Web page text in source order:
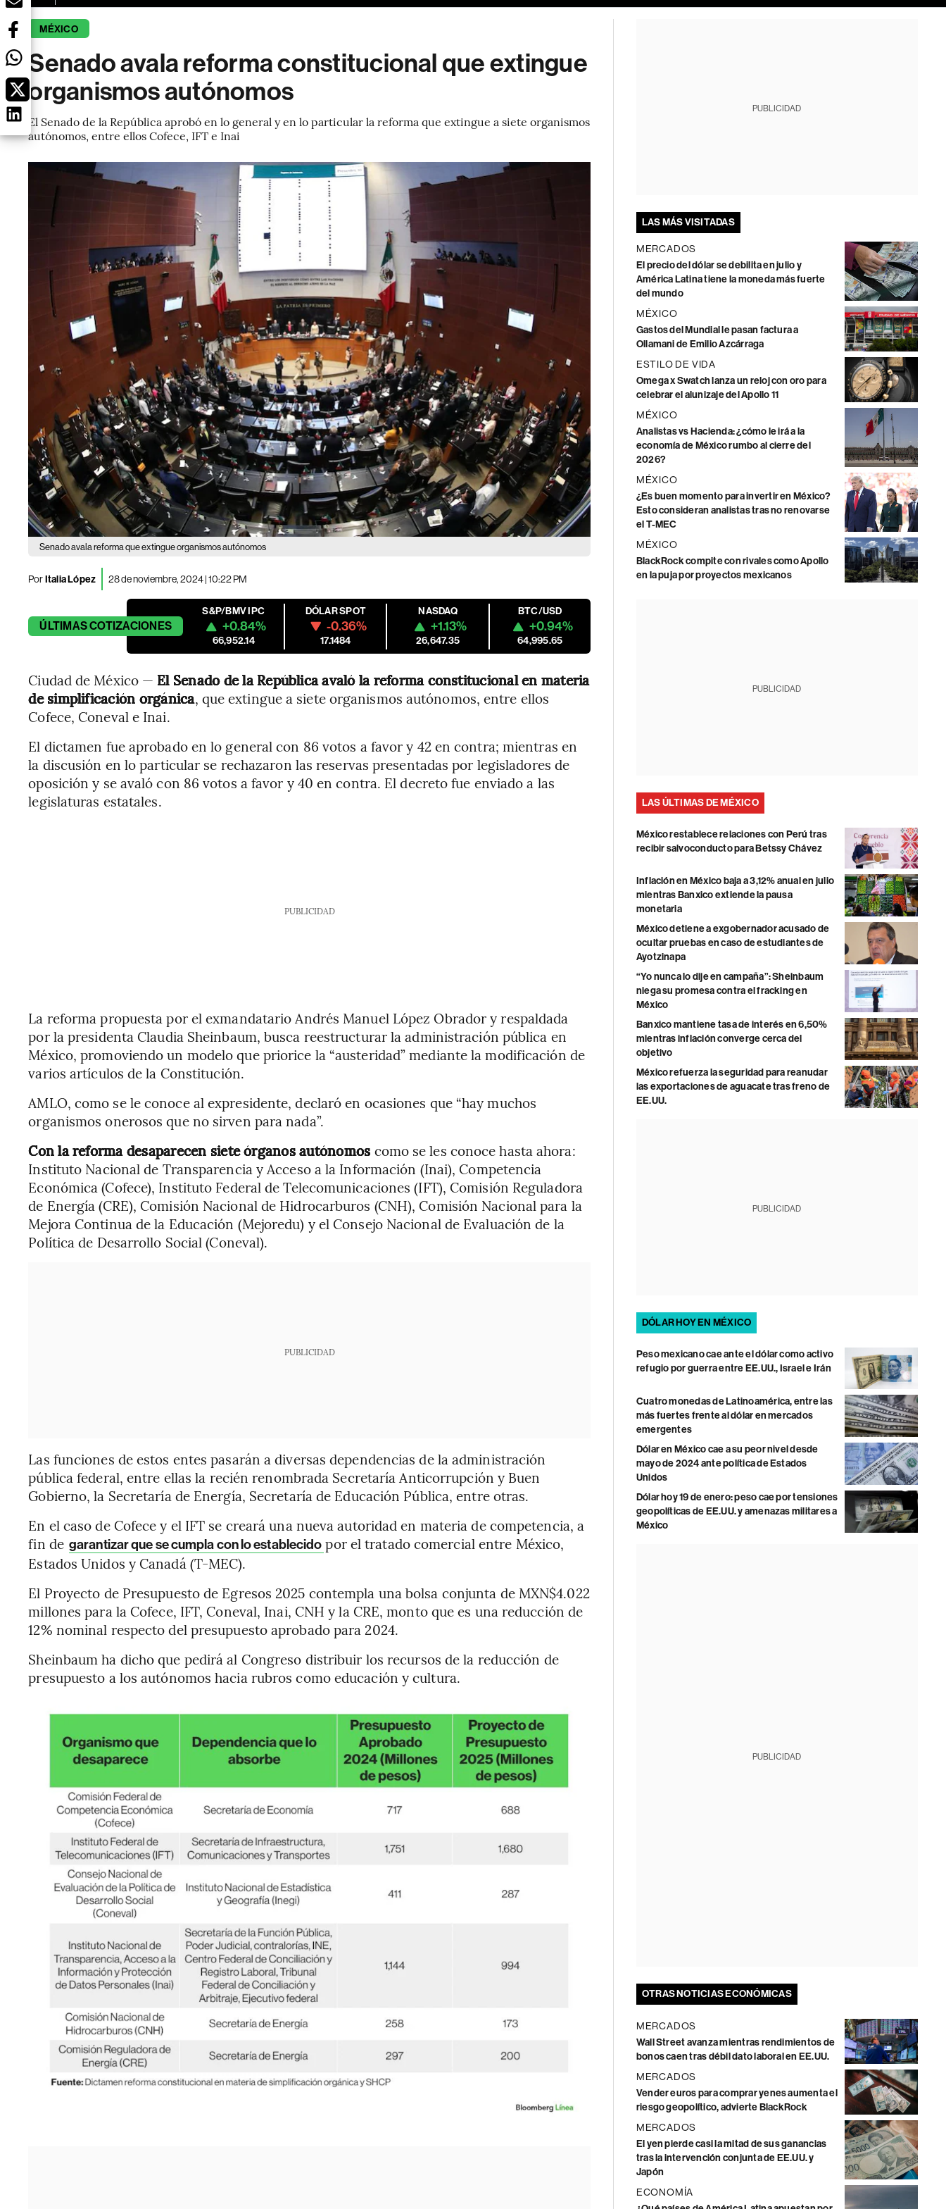
MÉXICO
Senado avala reforma constitucional que extingue
organismos autónomos
El Senado de la República aprobó en lo general y en lo particular la reforma que extingue a siete organismos
autónomos, entre ellos Cofece, IFT e Inai
Senado avala reforma que extingue organismos autónomos
PorItalia López 28 de noviembre, 2024 | 10:22 PM
ÚLTIMASCOTIZACIONES
S&P/BMV IPC
+0.84%
66,952.14
DÓLAR SPOT
-0.36%
17.1484
NASDAQ
+1.13%
26,647.35
BTC/USD
+0.94%
64,995.65
Ciudad de México — El Senado de la República avaló la reforma constitucional en materia
de simplificación orgánica, que extingue a siete organismos autónomos, entre ellos
Cofece, Coneval e Inai.
El dictamen fue aprobado en lo general con 86 votos a favor y 42 en contra; mientras en
la discusión en lo particular se rechazaron las reservas presentadas por legisladores de
oposición y se avaló con 86 votos a favor y 40 en contra. El decreto fue enviado a las
legislaturas estatales.
PUBLICIDAD
La reforma propuesta por el exmandatario Andrés Manuel López Obrador y respaldada
por la presidenta Claudia Sheinbaum, busca reestructurar la administración pública en
México, promoviendo un modelo que priorice la “austeridad” mediante la modificación de
varios artículos de la Constitución.
AMLO, como se le conoce al expresidente, declaró en ocasiones que “hay muchos
organismos onerosos que no sirven para nada”.
Con la reforma desaparecen siete órganos autónomos como se les conoce hasta ahora:
Instituto Nacional de Transparencia y Acceso a la Información (Inai), Competencia
Económica (Cofece), Instituto Federal de Telecomunicaciones (IFT), Comisión Reguladora
de Energía (CRE), Comisión Nacional de Hidrocarburos (CNH), Comisión Nacional para la
Mejora Continua de la Educación (Mejoredu) y el Consejo Nacional de Evaluación de la
Política de Desarrollo Social (Coneval).
PUBLICIDAD
Las funciones de estos entes pasarán a diversas dependencias de la administración
pública federal, entre ellas la recién renombrada Secretaría Anticorrupción y Buen
Gobierno, la Secretaría de Energía, Secretaría de Educación Pública, entre otras.
En el caso de Cofece y el IFT se creará una nueva autoridad en materia de competencia, a
fin de garantizar que se cumpla con lo establecido por el tratado comercial entre México,
Estados Unidos y Canadá (T-MEC).
El Proyecto de Presupuesto de Egresos 2025 contempla una bolsa conjunta de MXN$4.022
millones para la Cofece, IFT, Coneval, Inai, CNH y la CRE, monto que es una reducción de
12% nominal respecto del presupuesto aprobado para 2024.
Sheinbaum ha dicho que pedirá al Congreso distribuir los recursos de la reducción de
presupuesto a los autónomos hacia rubros como educación y cultura.
PUBLICIDAD
LAS MÁS VISITADAS
MERCADOS
El precio del dólar se debilita en julio y
América Latina tiene la moneda más fuerte
del mundo
MÉXICO
Gastos del Mundial le pasan factura a
Ollamani de Emilio Azcárraga
ESTILO DE VIDA
Omega x Swatch lanza un reloj con oro para
celebrar el alunizaje del Apollo 11
MÉXICO
Analistas vs Hacienda: ¿cómo le irá a la
economía de México rumbo al cierre del
2026?
MÉXICO
¿Es buen momento para invertir en México?
Esto consideran analistas tras no renovarse
el T-MEC
MÉXICO
BlackRock compite con rivales como Apollo
en la puja por proyectos mexicanos
PUBLICIDAD
LAS ÚLTIMAS DE MÉXICO
México restablece relaciones con Perú tras
recibir salvoconducto para Betssy Chávez
Inflación en México baja a 3,12% anual en julio
mientras Banxico extiende la pausa
monetaria
México detiene a exgobernador acusado de
ocultar pruebas en caso de estudiantes de
Ayotzinapa
“Yo nunca lo dije en campaña”: Sheinbaum
niega su promesa contra el fracking en
México
Banxico mantiene tasa de interés en 6,50%
mientras inflación converge cerca del
objetivo
México refuerza la seguridad para reanudar
las exportaciones de aguacate tras freno de
EE.UU.
PUBLICIDAD
DÓLAR HOY EN MÉXICO
Peso mexicano cae ante el dólar como activo
refugio por guerra entre EE.UU., Israel e Irán
Cuatro monedas de Latinoamérica, entre las
más fuertes frente al dólar en mercados
emergentes
Dólar en México cae a su peor nivel desde
mayo de 2024 ante política de Estados
Unidos
Dólar hoy 19 de enero: peso cae por tensiones
geopolíticas de EE.UU. y amenazas militares a
México
PUBLICIDAD
OTRAS NOTICIAS ECONÓMICAS
MERCADOS
Wall Street avanza mientras rendimientos de
bonos caen tras débil dato laboral en EE.UU.
MERCADOS
Vender euros para comprar yenes aumenta el
riesgo geopolítico, advierte BlackRock
MERCADOS
El yen pierde casi la mitad de sus ganancias
tras la intervención conjunta de EE.UU. y
Japón
ECONOMÍA